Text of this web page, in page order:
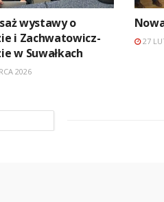
wystawy o
i Zachwatowicz-
w Suwałkach
2026
27